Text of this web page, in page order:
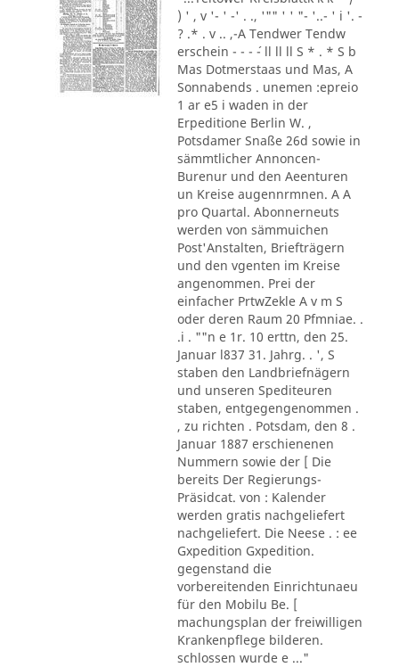
) ' , v '- ' -' . ., '"" ' ' "- '..- ' i '. -
? .* . v .. ,-A Tendwer Tendw
erschein - - - ´- ll ll ll S * . * S b
Mas Dotmerstaas und Mas, A
Sonnabends . unemen :epreio
1 ar e5 i waden in der
Erpeditione Berlin W. ,
Potsdamer Snaße 26d sowie in
sämmtlicher Annoncen-
Burenur und den Aeenturen
un Kreise augennrmnen. A A
pro Quartal. Abonnerneuts
werden von sämmuichen
Post'Anstalten, Briefträgern
und den vgenten im Kreise
angenommen. Prei der
einfacher PrtwZekle A v m S
oder deren Raum 20 Pfmniae. .
.i . ""n e 1r. 10 erttn, den 25.
Januar l837 31. Jahrg. . ', S
staben den Landbriefnägern
und unseren Spediteuren
staben, entgegengenommen .
, zu richten . Potsdam, den 8 .
Januar 1887 erschienenen
Nummern sowie der [ Die
bereits Der Regierungs-
Präsidcat. von : Kalender
werden gratis nachgeliefert
nachgeliefert. Die Neese . : ee
Gxpedition Gxpedition.
gegenstand die
vorbereitenden Einrichtunaeu
für den Mobilu Be. [
machungsplan der freiwilligen
Krankenpflege bilderen.
schlossen wurde e ..."